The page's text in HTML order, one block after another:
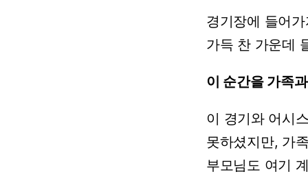
경기장에 들어
가득 찬 가운데
이 순간을 가족
이 경기와 어시
못하셨지만, 가
부모님도 여기